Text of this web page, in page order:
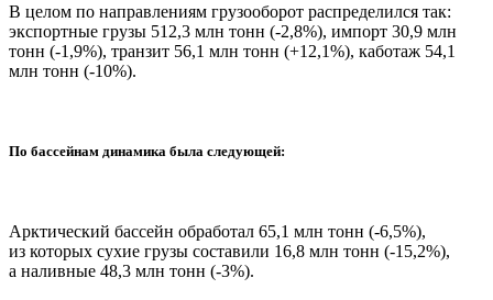
В целом по направлениям грузооборот распределился так:
экспортные грузы 512,3 млн тонн (-2,8%), импорт 30,9 млн
тонн (-1,9%), транзит 56,1 млн тонн (+12,1%), каботаж 54,1
млн тонн (-10%).
По бассейнам динамика была следующей:
Арктический бассейн обработал 65,1 млн тонн (-6,5%),
из которых сухие грузы составили 16,8 млн тонн (-15,2%),
а наливные 48,3 млн тонн (-3%).